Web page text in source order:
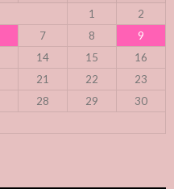
1
2
7 8
9
14 15
16
21 22
23
28 29
30